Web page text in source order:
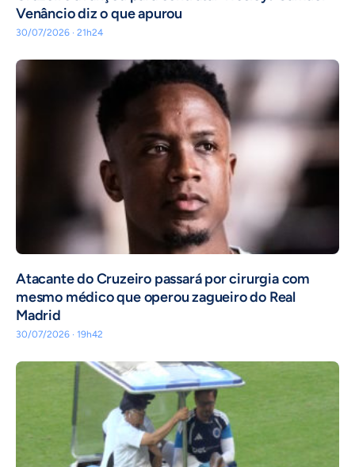
Venâncio diz o que apurou
30/07/2026 · 21h24
Atacante do Cruzeiro passará por cirurgia com
mesmo médico que operou zagueiro do Real
Madrid
30/07/2026 · 19h42